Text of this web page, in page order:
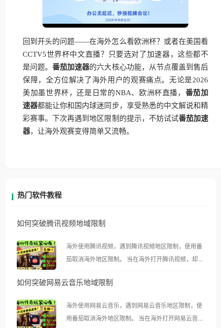
回到开头的问题——在海外怎么看欧洲杯？或者在美国看
CCTV5世界杯中文直播？只要选对了加速器，这些都不
是问题。番茄加速器的六大核心功能，从节点覆盖到售后
保障，全方位解决了海外用户的观赛痛点。无论是2026
美加墨世界杯，还是日常的NBA、欧洲杯直播， 番茄加
速器都能让你和国内球迷同步，享受熟悉的中文解说和精
彩赛事。下次再遇到地区限制的提示，不妨试试番茄加速
器，让海外观赛变得简单又流畅。
热门软件教程
如何突破腾讯视频地域限制
海外使用腾讯视频，遇到腾讯视频地区限制，使用番
茄取消海外地区限制。 当在海外打开腾讯视频，却突
示语。 海外用户如香港、澳门、台湾、美国、加拿
像其他音乐平台一样，出现地区及版权限制问题，且
仅能在中国大陆地区播放。 遇到这个问题的朋友们，
如何突破网易云音乐地域限制
海外使用网易云音乐，遇到网易云音乐地区限制，使
用番茄取消海外地区限制。 当在海外打开网易云音